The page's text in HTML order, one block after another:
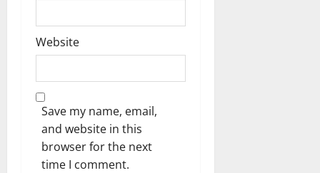
Website
Save my name, email,
and website in this
browser for the next
time I comment.